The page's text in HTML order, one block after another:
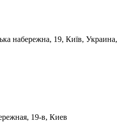
набережна, 19, Київ, Украина,
19-в, Киев